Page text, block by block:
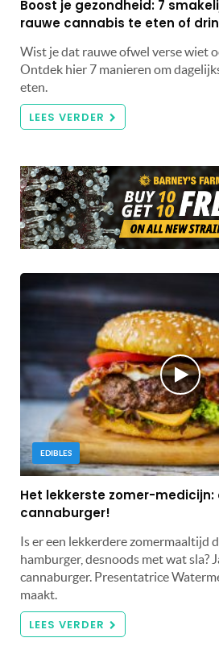
Boost je gezondheid: 7
rauwe cannabis te eten of
Wist je dat rauwe ofwel verse wiet
Ontdek hier 7 manieren om
eten.
LEES VERDER
EDIBLES
Het lekkerste zomer-
cannaburger!
Is er een lekkerdere zomermaaltijd
hamburger, desnoods met wat sla?
cannaburger. Presentatrice
maakt.
LEES VERDER